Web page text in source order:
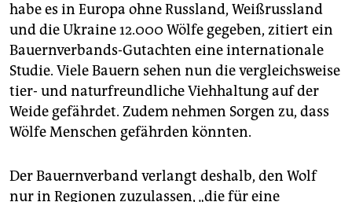
habe es in Europa ohne Russland, Weißrussland
und die Ukraine 12.000 Wölfe gegeben, zitiert ein
Bauernverbands-Gutachten eine internationale
Studie. Viele Bauern sehen nun die vergleichsweise
tier- und naturfreundliche Viehhaltung auf der
Weide gefährdet. Zudem nehmen Sorgen zu, dass
Wölfe Menschen gefährden könnten.
Der Bauernverband verlangt deshalb, den Wolf
nur in Regio­nen zuzulassen, „die für eine